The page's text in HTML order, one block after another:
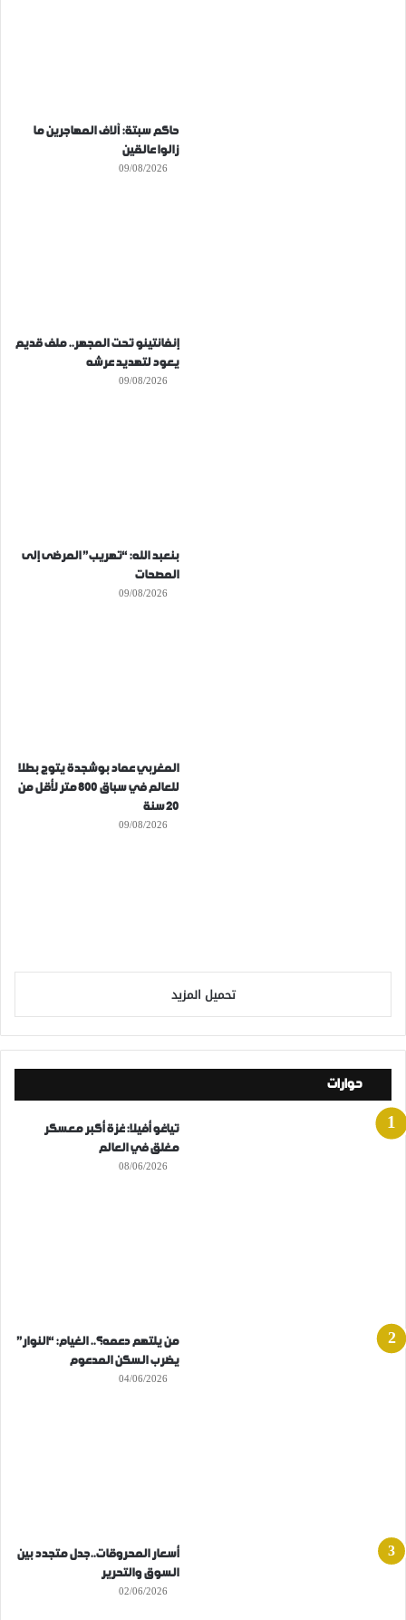
حاكم سبتة: آلاف المهاجرين ما
زالوا عالقين
09/08/2026
إنفانتينو تحت المجهر.. ملف قديم
يعود لتهديد عرشه
09/08/2026
بنعبد الله: “تهريب” المرضى إلى
المصحات
09/08/2026
المغربي عماد بوشجدة يتوج بطلا
للعالم في سباق 800 متر لأقل من
20 سنة
09/08/2026
تحميل المزيد
حوارات
تياغو أفيلا: غزة أكبر معسكر
مغلق في العالم
08/06/2026
من يلتهم دعمه؟.. الغيام: “النوار”
يضرب السكن المدعوم
04/06/2026
أسعار المحروقات..جدل متجدد بين
السوق والتحرير
02/06/2026